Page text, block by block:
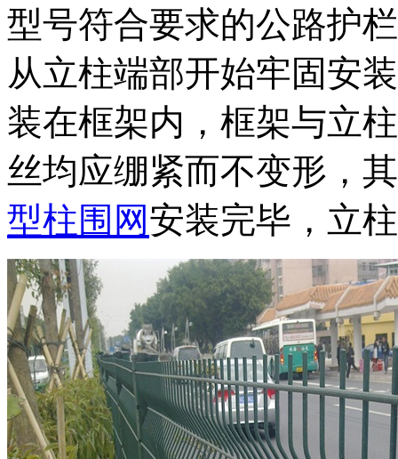
型号符合要求的公路护
从立柱端部开始牢固安
装在框架内，框架与立
丝均应绷紧而不变形，
型柱围网安装完毕，立